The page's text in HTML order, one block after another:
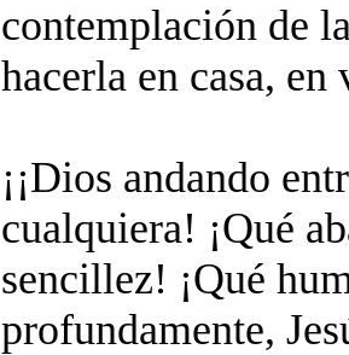
contemplación de
hacerla en casa,
¡¡Dios andando
cualquiera! ¡Qué
sencillez! ¡Qué
profundamente,